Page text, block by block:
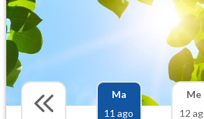
Ma
11 ago
Me
12